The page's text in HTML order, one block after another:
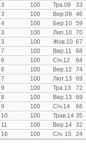
3 100 Тра.09
33
3 100 Вер.09
46
4 100 Бер.10
59
3 100 Лип.10
70
3 100 Жов.10 67
7 100 Вер.11
68
6 100 Січ.12
64
6 100 Вер.12
74
7 100 Лют.13
69
9 100 Тра.13
72
8 100 Вер.13
69
9 100 Січ.14
66
10 100 Трав.14 35
11 100 Вер.14
32
16 100 Січ. 15 24